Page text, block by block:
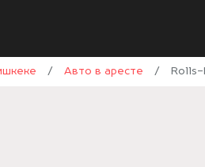
/ Авто в аресте / Rolls-